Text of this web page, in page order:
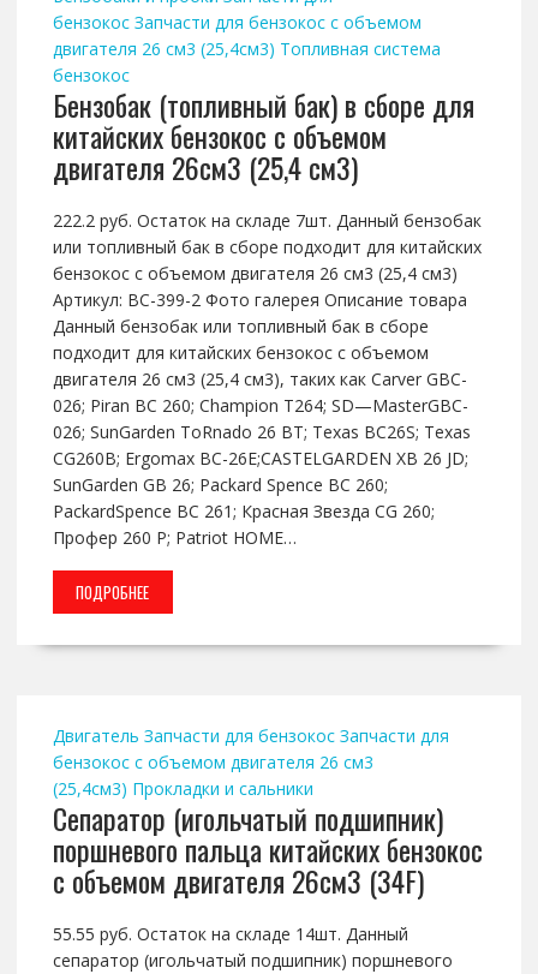
бензокос Запчасти для бензокос с объемом
двигателя 26 см3 (25,4см3) Топливная система
бензокос
Бензобак (топливный бак) в сборе для
китайских бензокос с объемом
двигателя 26см3 (25,4 см3)
222.2 руб. Остаток на складе 7шт. Данный бензобак
или топливный бак в сборе подходит для китайских
бензокос с объемом двигателя 26 см3 (25,4 см3)
Артикул: BC-399-2 Фото галерея Описание товара
Данный бензобак или топливный бак в сборе
подходит для китайских бензокос с объемом
двигателя 26 см3 (25,4 см3), таких как Carver GBC-
026; Piran BC 260; Champion T264; SD—MasterGBC-
026; SunGarden ToRnado 26 BT; Texas BC26S; Texas
CG260B; Ergomax BC-26E;CASTELGARDEN XB 26 JD;
SunGarden GB 26; Packard Spence BC 260;
PackardSpence BC 261; Красная Звезда CG 260;
Профер 260 Р; Patriot HOME…
ПОДРОБНЕЕ
Двигатель Запчасти для бензокос Запчасти для
бензокос с объемом двигателя 26 см3
(25,4см3) Прокладки и сальники
Сепаратор (игольчатый подшипник)
поршневого пальца китайских бензокос
с объемом двигателя 26см3 (34F)
55.55 руб. Остаток на складе 14шт. Данный
сепаратор (игольчатый подшипник) поршневого